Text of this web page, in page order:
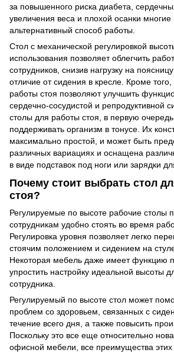
за повышенного риска диабета,
увеличения веса и плохой осанки
альтернативный способ работы.
Стол с механической регулировкой
использования позволяет облегчить
сотрудников, снизив нагрузку на
отличие от сидения в кресле. Кроме
работы стоя позволяют улучшить
сердечно-сосудистой и репродуктивной
столы для работы стоя, в первую
поддерживать организм в тонусе. Их
максимально простой, и может быть
различных вариациях и оснащена
в виде подставок под ноги или зарядки
Почему стоит выбрать стол
стоя?
Регулируемые по высоте рабочие столы
сотрудникам удобно стоять во время
Регулировка уровня позволяет легко
стоячим положением и сидением на
Некоторая мебель даже имеет функцию
упростить настройку идеальной высоты
сотрудника.
Регулируемый по высоте стол может
проблем со здоровьем, связанных с
течение всего дня, а также повысить
Поскольку это все еще относительно
офисной мебели, все преимущества этих